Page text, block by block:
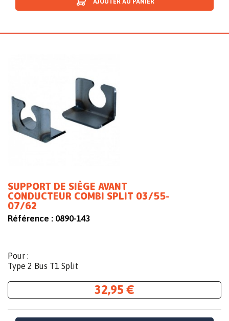
SUPPORT DE SIÈGE AVANT
CONDUCTEUR COMBI SPLIT 03/55-
07/62
Référence : 0890-143
Pour :
Type 2 Bus T1 Split
32,95 €